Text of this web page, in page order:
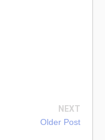
NEXT
Older Post